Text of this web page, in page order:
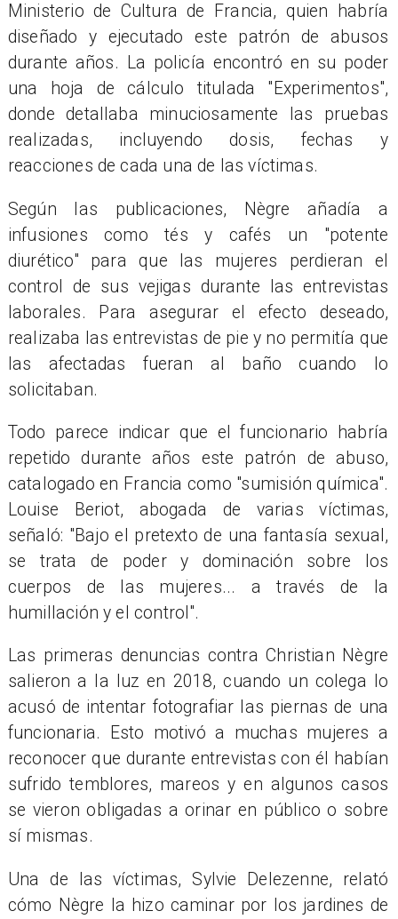
Ministerio de Cultura de Francia, quien habría
diseñado y ejecutado este patrón de abusos
durante años. La policía encontró en su poder
una hoja de cálculo titulada "Experimentos",
donde detallaba minuciosamente las pruebas
realizadas, incluyendo dosis, fechas y
reacciones de cada una de las víctimas.
Según las publicaciones, Nègre añadía a
infusiones como tés y cafés un "potente
diurético" para que las mujeres perdieran el
control de sus vejigas durante las entrevistas
laborales. Para asegurar el efecto deseado,
realizaba las entrevistas de pie y no permitía que
las afectadas fueran al baño cuando lo
solicitaban.
Todo parece indicar que el funcionario habría
repetido durante años este patrón de abuso,
catalogado en Francia como "sumisión química".
Louise Beriot, abogada de varias víctimas,
señaló: "Bajo el pretexto de una fantasía sexual,
se trata de poder y dominación sobre los
cuerpos de las mujeres... a través de la
humillación y el control".
Las primeras denuncias contra Christian Nègre
salieron a la luz en 2018, cuando un colega lo
acusó de intentar fotografiar las piernas de una
funcionaria. Esto motivó a muchas mujeres a
reconocer que durante entrevistas con él habían
sufrido temblores, mareos y en algunos casos
se vieron obligadas a orinar en público o sobre
sí mismas.
Una de las víctimas, Sylvie Delezenne, relató
cómo Nègre la hizo caminar por los jardines de